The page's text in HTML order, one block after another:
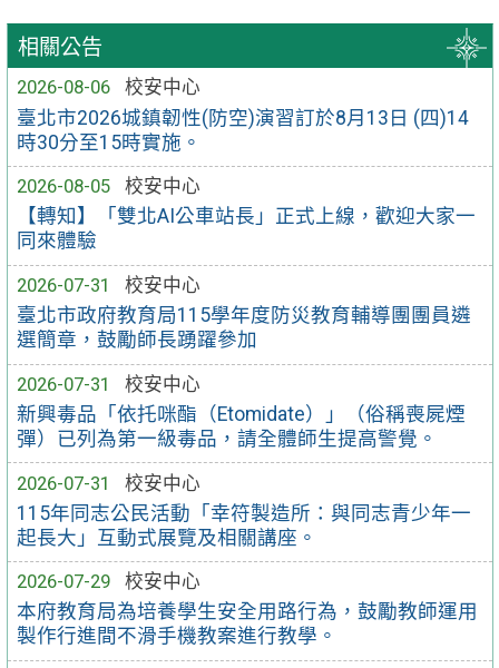
相關公告
2026-08-06
校安中心
臺北市2026城鎮韌性(防空)演習訂於8月13日 (四)14
時30分至15時實施。
2026-08-05
校安中心
【轉知】「雙北AI公車站長」正式上線，歡迎大家一
同來體驗
2026-07-31
校安中心
臺北市政府教育局115學年度防災教育輔導團團員遴
選簡章，鼓勵師長踴躍參加
2026-07-31
校安中心
新興毒品「依托咪酯（Etomidate）」（俗稱喪屍煙
彈）已列為第一級毒品，請全體師生提高警覺。
2026-07-31
校安中心
115年同志公民活動「幸符製造所：與同志青少年一
起長大」互動式展覽及相關講座。
2026-07-29
校安中心
本府教育局為培養學生安全用路行為，鼓勵教師運用
製作行進間不滑手機教案進行教學。